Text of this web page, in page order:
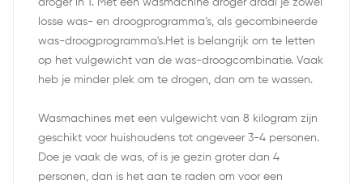
droger in 1. Met een wasmachine droger draai je zowel
losse was- en droogprogramma’s, als gecombineerde
was-droogprogramma's.Het is belangrijk om te letten
op het vulgewicht van de was-droogcombinatie. Vaak
heb je minder plek om te drogen, dan om te wassen.
Wasmachines met een vulgewicht van 8 kilogram zijn
geschikt voor huishoudens tot ongeveer 3-4 personen.
Doe je vaak de was, of is je gezin groter dan 4
personen, dan is het aan te raden om voor een